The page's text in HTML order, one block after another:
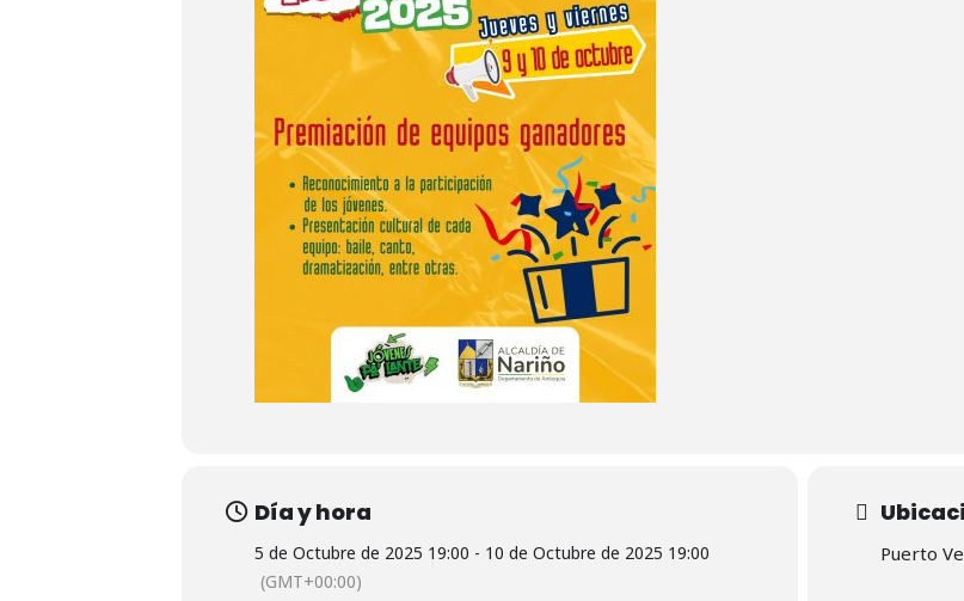
Día y hora
5 de Octubre de 2025 19:00 - 10 de Octubre de 2025 19:00
(GMT+00:00)
Puerto